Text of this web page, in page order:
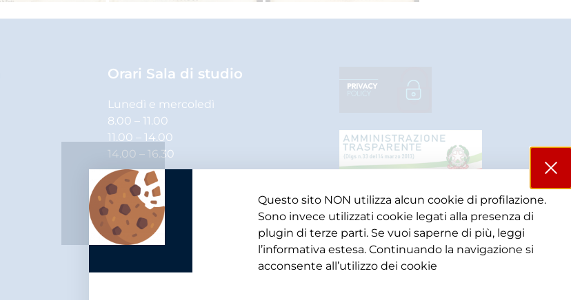
Orari Sala di studio
Lunedì e mercoledì
8.00 – 11.00
11.00 – 14.00
14.00 – 16.30
Martedì, giovedì e venerdì
8.00 – 11.00
11.00 – 14.00
Questo sito NON utilizza alcun cookie di profilazione.
Sono invece utilizzati cookie legati alla presenza di
plugin di terze parti. Se vuoi saperne di più, leggi
l’informativa estesa. Continuando la navigazione si
acconsente all’utilizzo dei cookie​